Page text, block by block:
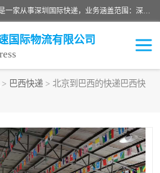
深圳市鑫飞速国际物流有限公司是一家从事深圳国际快递，业务涵盖范围：深圳DHL国际快递、深圳国际快递公司、深圳国际物流公司、深圳国际快递、深圳DHL国际快递电话可拨打全国服务热线：15019287411。欢迎各位亲来人来电到我司洽谈合作。
国际物流有限公司
> 巴西快递 > 北京到巴西的快递巴西快
巴西快递
伊朗快递